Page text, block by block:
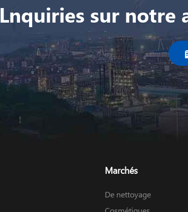
Lnquiries sur notre
Marchés
De nettoyage